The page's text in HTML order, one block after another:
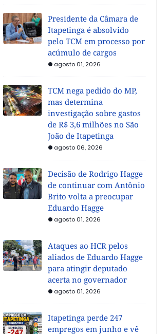
Presidente da Câmara de
Itapetinga é absolvido
pelo TCM em processo por
acúmulo de cargos
agosto 01, 2026
TCM nega pedido do MP,
mas determina
investigação sobre gastos
de R$ 3,6 milhões no São
João de Itapetinga
agosto 06, 2026
Decisão de Rodrigo Hagge
de continuar com Antônio
Brito volta a preocupar
Eduardo Hagge
agosto 01, 2026
Ataques ao HCR pelos
aliados de Eduardo Hagge
para atingir deputado
acerta no governador
agosto 01, 2026
Itapetinga perde 247
empregos em junho e vê